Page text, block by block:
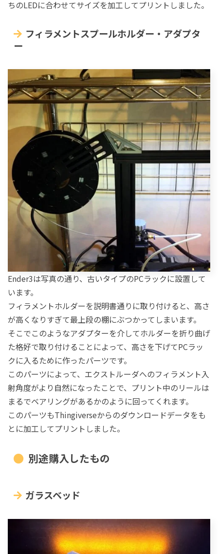
ちのLEDに合わせてサイズを加工してプリントしました。
フィラメントスプールホルダー・アダプタ
ー
Ender3は写真の通り、古いタイプのPCラックに設置して
います。
フィラメントホルダーを説明書通りに取り付けると、高さ
が高くなりすぎて最上段の棚にぶつかってしまいます。
そこでこのようなアダプターを介してホルダーを折り曲げ
た格好で取り付けることによって、高さを下げてPCラッ
クに入るために作ったパーツです。
このパーツによって、エクストルーダへのフィラメント入
射角度がより自然になったことで、プリント中のリールは
まるでベアリングがあるかのように回ってくれます。
このパーツもThingiverseからのダウンロードデータをも
とに加工してプリントしました。
別途購入したもの
ガラスベッド